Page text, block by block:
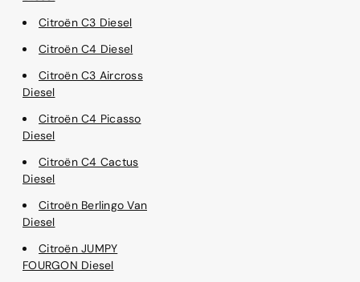
Citroën C3 Diesel
Citroën C4 Diesel
Citroën C3 Aircross
Diesel
Citroën C4 Picasso
Diesel
Citroën C4 Cactus
Diesel
Citroën Berlingo Van
Diesel
Citroën JUMPY
FOURGON Diesel